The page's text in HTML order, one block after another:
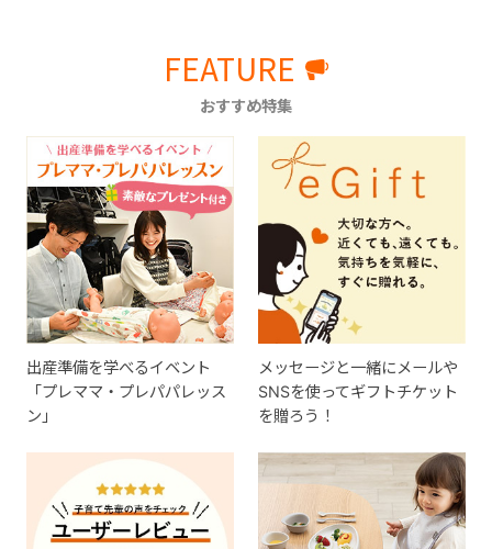
FEATURE
おすすめ特集
出産準備を学べるイベント
「プレママ・プレパパレッス
ン」
メッセージと一緒にメールや
SNSを使ってギフトチケット
を贈ろう！